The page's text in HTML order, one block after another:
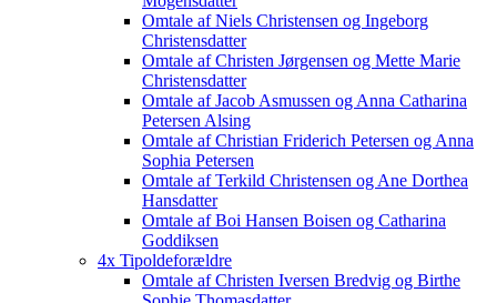
Omtale af Niels Christensen og Ingeborg
Christensdatter
Omtale af Christen Jørgensen og Mette Marie
Christensdatter
Omtale af Jacob Asmussen og Anna Catharina
Petersen Alsing
Omtale af Christian Friderich Petersen og Anna
Sophia Petersen
Omtale af Terkild Christensen og Ane Dorthea
Hansdatter
Omtale af Boi Hansen Boisen og Catharina
Goddiksen
4x Tipoldeforældre
Omtale af Christen Iversen Bredvig og Birthe